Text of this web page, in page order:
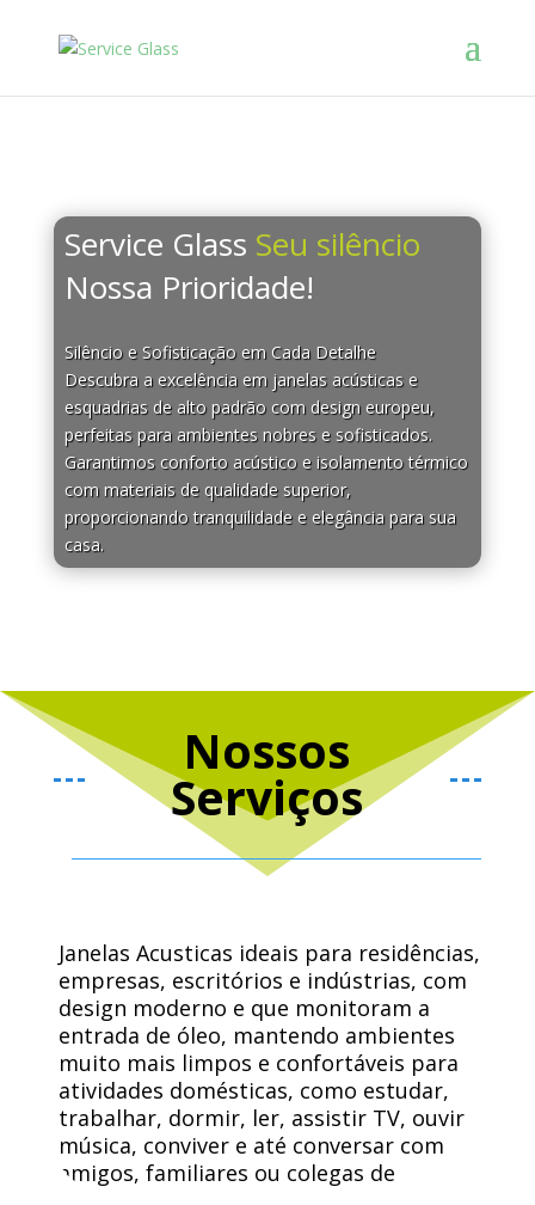
Service Glass Seu silêncio
Nossa Prioridade!
Silêncio e Sofisticação em Cada Detalhe
Descubra a excelência em janelas acústicas e
esquadrias de alto padrão com design europeu,
perfeitas para ambientes nobres e sofisticados.
Garantimos conforto acústico e isolamento térmico
com materiais de qualidade superior,
proporcionando tranquilidade e elegância para sua
casa.
Nossos
Serviços
Janelas Acusticas ideais para residências,
empresas, escritórios e indústrias, com
design moderno e que monitoram a
entrada de óleo, mantendo ambientes
muito mais limpos e confortáveis ​​para
atividades domésticas, como estudar,
trabalhar, dormir, ler, assistir TV, ouvir
música, conviver e até conversar com
amigos, familiares ou colegas de